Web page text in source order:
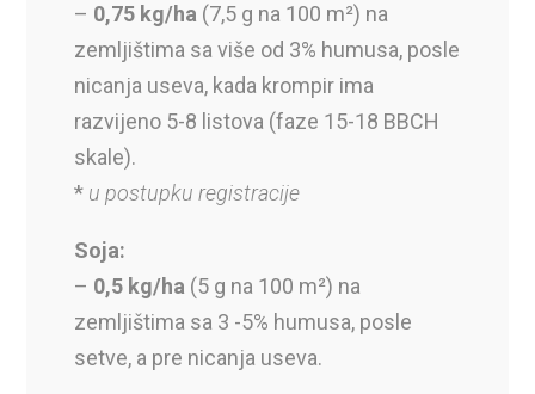
– 0,75 kg/ha (7,5 g na 100 m²) na
zemljištima sa više od 3% humusa, posle
nicanja useva, kada krompir ima
razvijeno 5-8 listova (faze 15-18 BBCH
skale).
* u postupku registracije
Soja:
– 0,5 kg/ha (5 g na 100 m²) na
zemljištima sa 3 -5% humusa, posle
setve, a pre nicanja useva.